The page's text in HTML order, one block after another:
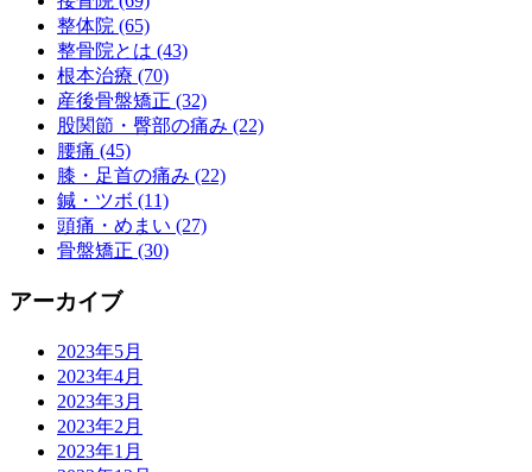
整体院 (65)
整骨院とは (43)
根本治療 (70)
産後骨盤矯正 (32)
股関節・臀部の痛み (22)
腰痛 (45)
膝・足首の痛み (22)
鍼・ツボ (11)
頭痛・めまい (27)
骨盤矯正 (30)
アーカイブ
2023年5月
2023年4月
2023年3月
2023年2月
2023年1月